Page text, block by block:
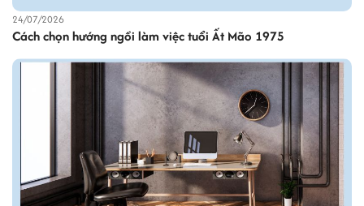
24/07/2026
Cách chọn hướng ngồi làm việc tuổi Ất Mão 1975